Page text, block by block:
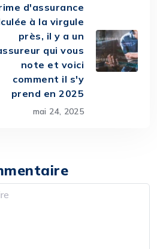
d'assurance
à la virgule
près, il y a un
qui vous
note et voici
comment il s'y
prend en 2025
mai 24, 2025